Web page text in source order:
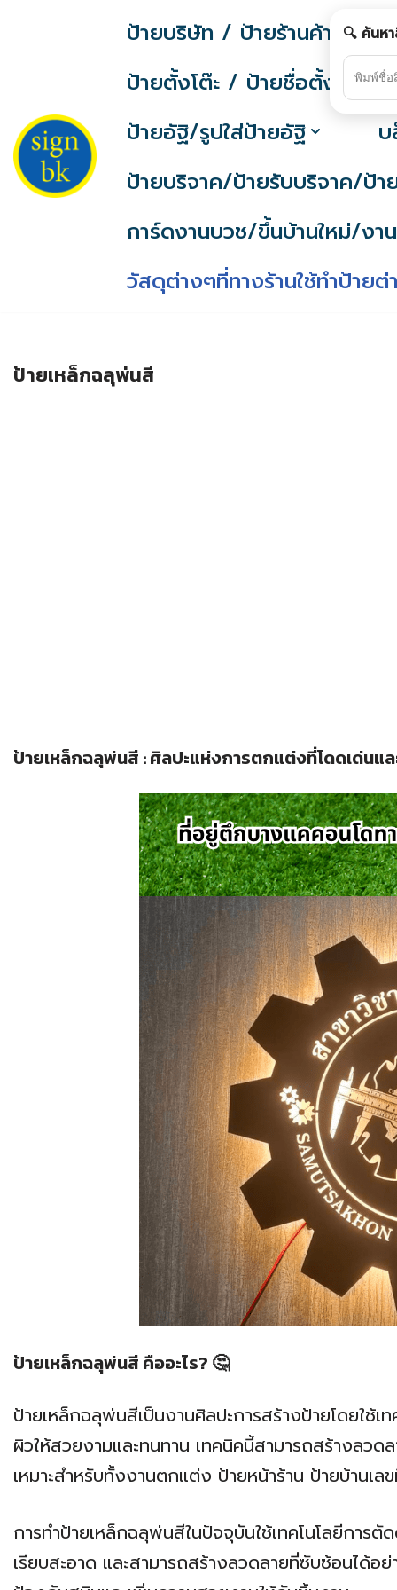
🔍 ค้นห
ป้ายบริษัท / ป้ายร้านค้า / ป้าย
ป้ายตั้งโต๊ะ / ป้ายชื่อตั้งโต๊ะ
ป้ายอัฐิ/รูปใส่ป้ายอัฐิ
ป้ายบริจาค/ป้ายรับบริจาค/ป้า
การ์ดงานบวช/ขึ้นบ้านใหม่/ง
วัสดุต่างๆที่ทางร้านใช้ทำป้ายต่
ป้ายเหล็กฉลุพ่นสี
ป้ายเหล็กฉลุพ่นสี : ศิลปะแห่งการตกแต่งที่โดดเด่นแ
ป้ายเหล็กฉลุพ่นสี คืออะไร? 🤔
ป้ายเหล็กฉลุพ่นสีเป็นงานศิลปะการสร้างป้ายโดยใ
ผิวให้สวยงามและทนทาน เทคนิคนี้สามารถสร้างลว
เหมาะสำหรับทั้งงานตกแต่ง ป้ายหน้าร้าน ป้ายบ้านเ
การทำป้ายเหล็กฉลุพ่นสีในปัจจุบันใช้เทคโนโลยีการตั
เรียบสะอาด และสามารถสร้างลวดลายที่ซับซ้อนไ